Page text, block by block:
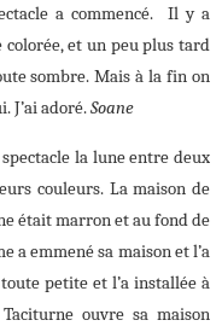
a commencé. Il y a
et un peu plus tard
sombre. Mais à la fin on
J’ai adoré.Soane
la lune entre deux
couleurs. La maison de
était marron et au fond de
a emmené sa maison et l’a
petite et l’a installée à
ouvre sa maison